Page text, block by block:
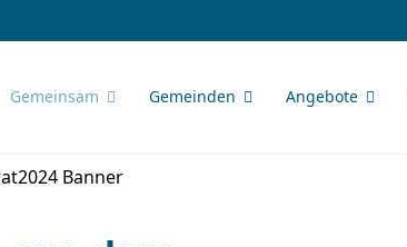
Gemeinsam Gemeinden Angebote